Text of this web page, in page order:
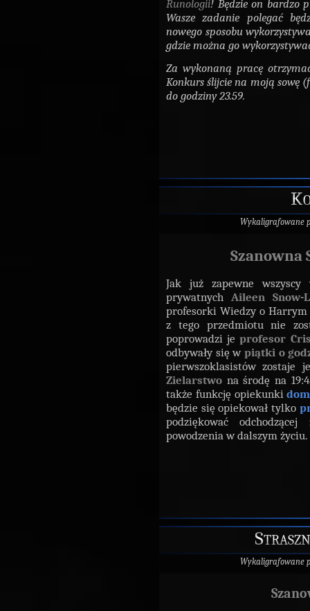
Runologii! Będzie on bardzo
Wasze zadanie polegać
nowego sposobu
gdzie można go
Za wykonaną pracę
Konkurs ślijcie na moją sowę
do godziny 23.59.
Wykaligrafowane
Szanowna
Jak już zapewne
prywatnych Aileen
profesorki Wiedzy o Harrym
z tego przedmiotu nie
poprowadzi jeprofesor
odbywały się w piątki o
pierwszoklasistów zostaje
Zielarstwo na środę na
także funkcję opiekunki
będzie się opiekował tylko
podziękować
powodzenia w dalszym życiu.
Wykaligrafowane